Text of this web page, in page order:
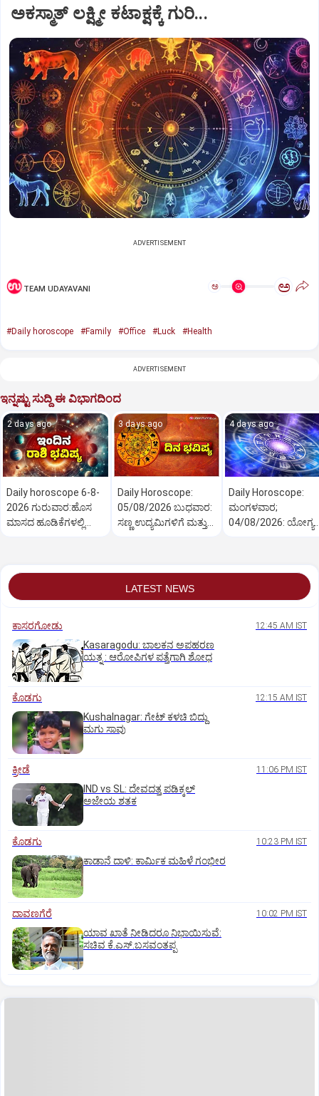
ಅಕಸ್ಮಾತ್‌ ಲಕ್ಷ್ಮೀ ಕಟಾಕ್ಷಕ್ಕೆ ಗುರಿ...
ADVERTISEMENT
TEAM UDAYAVANI ಅ ಅ
#Daily horoscope #Family #Office #Luck #Health
ADVERTISEMENT
ಇನ್ನಷ್ಟು ಸುದ್ದಿ ಈ ವಿಭಾಗದಿಂದ
2 days ago
Daily horoscope 6-8-
2026 ಗುರುವಾರ:ಹೊಸ
ಮಾಸದ ಹೂಡಿಕೆಗಳಲ್ಲಿ
3 days ago
Daily Horoscope:
05/08/2026 ಬುಧವಾರ:
ಸಣ್ಣ ಉದ್ಯಮಿಗಳಿಗೆ ಮತ್ತು
4 days ago
Daily Horoscope:
ಮಂಗಳವಾರ;
04/08/2026:
LATEST NEWS
ಕಾಸರಗೋಡು 12:45 AM IST
Kasaragodu: ಬಾಲಕನ ಅಪಹರಣ
ಯತ್ನ : ಆರೋಪಿಗಳ ಪತ್ತೆಗಾಗಿ ಶೋಧ
ಕೊಡಗು 12:15 AM IST
Kushalnagar: ಗೇಟ್ ಕಳಚಿ ಬಿದ್ದು
ಮಗು ಸಾವು
ಕ್ರೀಡೆ 11:06 PM IST
IND vs SL: ದೇವದತ್ತ ಪಡಿಕ್ಕಲ್‌
ಅಜೇಯ ಶತಕ
ಕೊಡಗು 10:23 PM IST
ಕಾಡಾನೆ ದಾಳಿ: ಕಾರ್ಮಿಕ ಮಹಿಳೆ ಗಂಭೀರ
ದಾವಣಗೆರೆ 10:02 PM IST
ಯಾವ ಖಾತೆ ನೀಡಿದರೂ ನಿಭಾಯಿಸುವೆ:
ಸಚಿವ ಕೆ.ಎಸ್.ಬಸವಂತಪ್ಪ